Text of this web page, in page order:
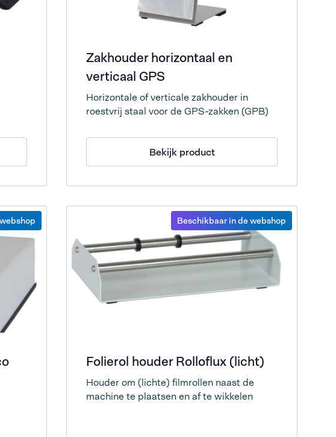
Zakhouder horizontaal en
verticaal GPS
Horizontale of verticale zakhouder in
roestvrij staal voor de GPS-zakken (GPB)
Bekijk product
Beschikbaar in de webshop
Folierol houder Rolloflux (licht)
Houder om (lichte) filmrollen naast de
machine te plaatsen en af te wikkelen